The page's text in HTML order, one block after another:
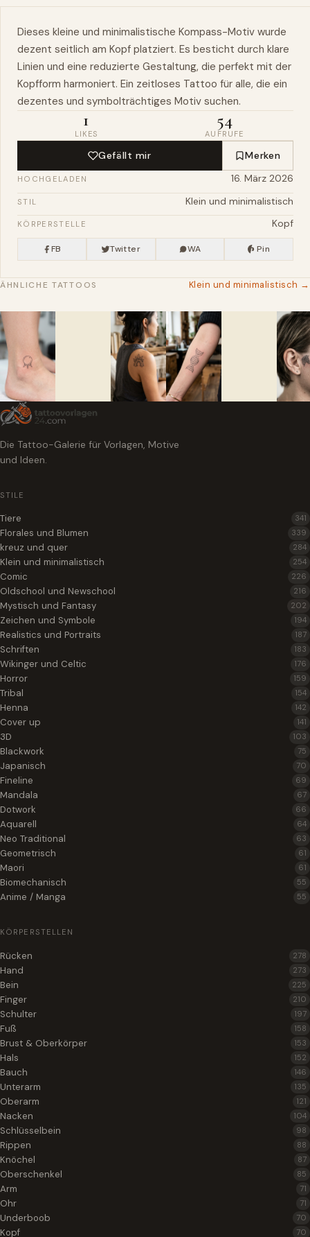
Dieses kleine und minimalistische Kompass-Motiv wurde
dezent seitlich am Kopf platziert. Es besticht durch klare
Linien und eine reduzierte Gestaltung, die perfekt mit der
Kopfform harmoniert. Ein zeitloses Tattoo für alle, die ein
dezentes und symbolträchtiges Motiv suchen.
1
LIKES
54
AUFRUFE
Gefällt mir Merken
HOCHGELADEN 16. März 2026
STIL Klein und minimalistisch
KÖRPERSTELLE Kopf
FB Twitter WA Pin
ÄHNLICHE TATTOOS Klein und minimalistisch →
Die Tattoo-Galerie für Vorlagen, Motive
und Ideen.
STILE
Tiere 341
Florales und Blumen 339
kreuz und quer 284
Klein und minimalistisch 254
Comic 226
Oldschool und Newschool 216
Mystisch und Fantasy 202
Zeichen und Symbole 194
Realistics und Portraits 187
Schriften 183
Wikinger und Celtic 176
Horror 159
Tribal 154
Henna 142
Cover up 141
3D 103
Blackwork 75
Japanisch 70
Fineline 69
Mandala 67
Dotwork 66
Aquarell 64
Neo Traditional 63
Geometrisch 61
Maori 61
Biomechanisch 55
Anime / Manga 55
KÖRPERSTELLEN
Rücken 278
Hand 273
Bein 225
Finger 210
Schulter 197
Fuß 158
Brust & Oberkörper 153
Hals 152
Bauch 146
Unterarm 135
Oberarm 121
Nacken 104
Schlüsselbein 98
Rippen 88
Knöchel 87
Oberschenkel 85
Arm 71
Ohr 71
Underboob 70
Kopf 70